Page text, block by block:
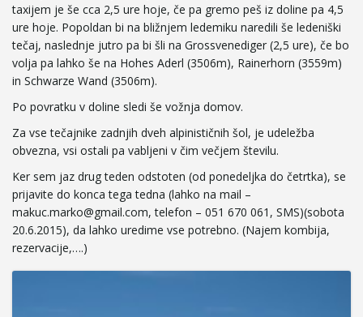
l
taxijem je še cca 2,5 ure hoje, če pa gremo peš iz doline pa 4,5
ure hoje. Popoldan bi na bližnjem ledemiku naredili še ledeniški
tečaj, naslednje jutro pa bi šli na Grossvenediger (2,5 ure), če bo
volja pa lahko še na Hohes Aderl (3506m), Rainerhorn (3559m)
in Schwarze Wand (3506m).
Po povratku v doline sledi še vožnja domov.
Za vse tečajnike zadnjih dveh alpinističnih šol, je udeležba
obvezna, vsi ostali pa vabljeni v čim večjem številu.
Ker sem jaz drug teden odstoten (od ponedeljka do četrtka), se
prijavite do konca tega tedna (lahko na mail –
makuc.marko@gmail.com, telefon – 051 670 061, SMS)(sobota
20.6.2015), da lahko uredime vse potrebno. (Najem kombija,
rezervacije,….)